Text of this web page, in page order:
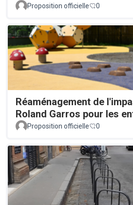
Proposition officielle 0
Réaménagement de
Roland Garros pour les
Proposition officielle 0